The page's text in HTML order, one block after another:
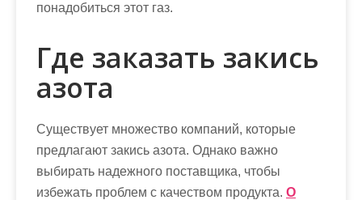
понадобиться этот газ.
Где заказать закись
азота
Существует множество компаний, которые
предлагают закись азота. Однако важно
выбирать надежного поставщика, чтобы
избежать проблем с качеством продукта. О